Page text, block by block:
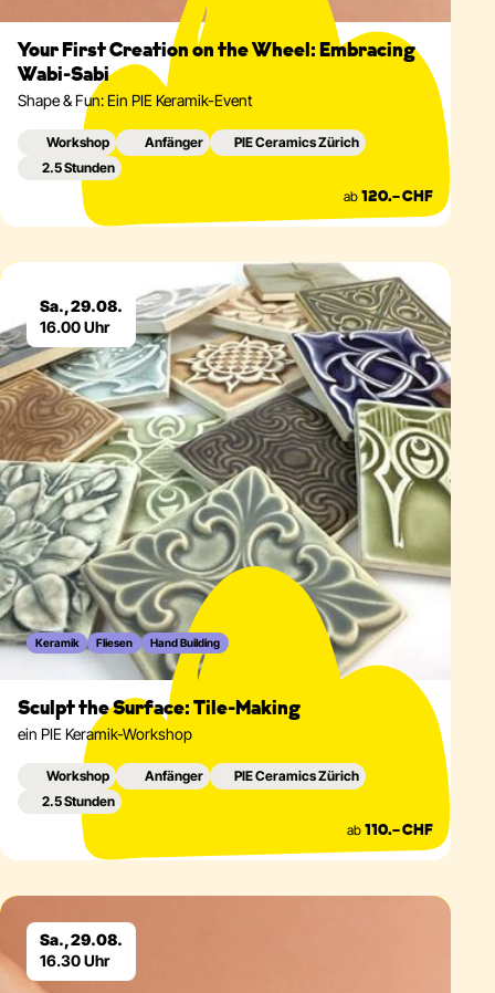
Your First Creation on the Wheel: Embracing
Wabi-Sabi
Shape & Fun: Ein PIE Keramik-Event
Workshop Anfänger
PIE Ceramics Zürich
2.5 Stunden
ab 120.– CHF
Sa., 29.08.
16.00 Uhr
Keramik Fliesen Hand Building
Sculpt the Surface: Tile-Making
ein PIE Keramik-Workshop
Workshop Anfänger
PIE Ceramics Zürich
2.5 Stunden
ab 110.– CHF
Eventdetails
Sa., 29.08.
16.30 Uhr